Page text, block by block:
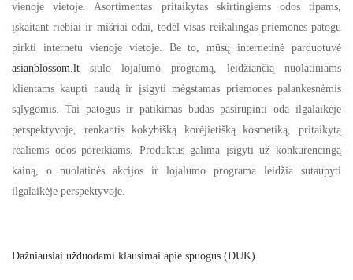
vienoje vietoje. Asortimentas pritaikytas skirtingiems odos tipams,
įskaitant riebiai ir mišriai odai, todėl visas reikalingas priemones patogu
pirkti internetu vienoje vietoje. Be to, mūsų internetinė parduotuvė
asianblossom.lt siūlo lojalumo programą, leidžiančią nuolatiniams
klientams kaupti naudą ir įsigyti mėgstamas priemones palankesnėmis
sąlygomis. Tai patogus ir patikimas būdas pasirūpinti oda ilgalaikėje
perspektyvoje, renkantis kokybišką korėjietišką kosmetiką, pritaikytą
realiems odos poreikiams. Produktus galima įsigyti už konkurencingą
kainą, o nuolatinės akcijos ir lojalumo programa leidžia sutaupyti
ilgalaikėje perspektyvoje.
Dažniausiai užduodami klausimai apie spuogus (DUK)